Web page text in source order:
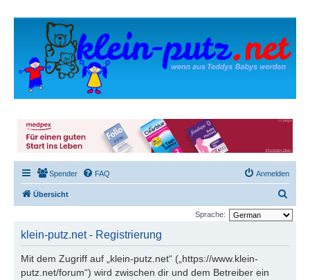
Spender FAQ Anmelden
Übersicht
u
Sprache:
klein-putz.net - Registrierung
Mit dem Zugriff auf „klein-putz.net“ („https://www.klein-
putz.net/forum“) wird zwischen dir und dem Betreiber ein